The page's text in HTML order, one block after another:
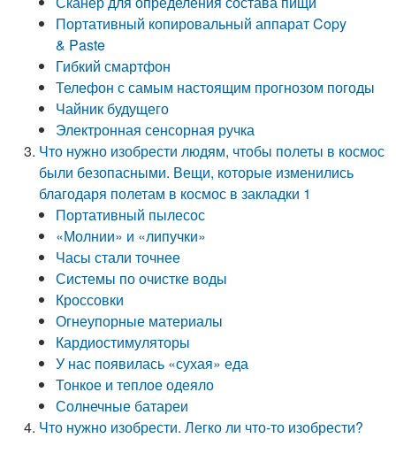
Портативный копировальный аппарат Copy
& Paste
Гибкий смартфон
Телефон с самым настоящим прогнозом погоды
Чайник будущего
Электронная сенсорная ручка
Что нужно изобрести людям, чтобы полеты в космос
были безопасными. Вещи, которые изменились
благодаря полетам в космос в закладки 1
Портативный пылесос
«Молнии» и «липучки»
Часы стали точнее
Системы по очистке воды
Кроссовки
Огнеупорные материалы
Кардиостимуляторы
У нас появилась «сухая» еда
Тонкое и теплое одеяло
Солнечные батареи
Что нужно изобрести. Легко ли что-то изобрести?